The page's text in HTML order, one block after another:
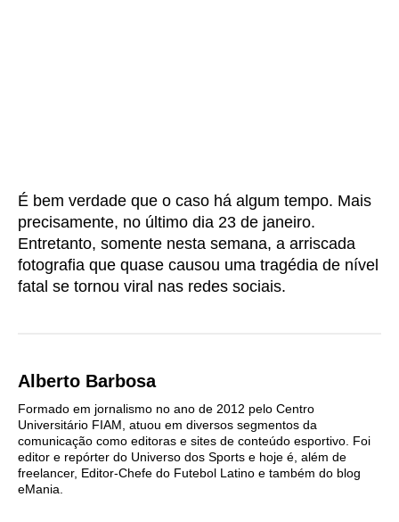
É bem verdade que o caso há algum tempo. Mais
precisamente, no último dia 23 de janeiro.
Entretanto, somente nesta semana, a arriscada
fotografia que quase causou uma tragédia de nível
fatal se tornou viral nas redes sociais.
Alberto Barbosa
Formado em jornalismo no ano de 2012 pelo Centro
Universitário FIAM, atuou em diversos segmentos da
comunicação como editoras e sites de conteúdo esportivo. Foi
editor e repórter do Universo dos Sports e hoje é, além de
freelancer, Editor-Chefe do Futebol Latino e também do blog
eMania.